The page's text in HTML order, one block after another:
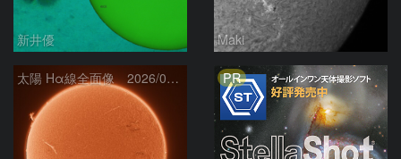
新井優 Maki
太陽 Hα線全面像 2026/08/06 PR